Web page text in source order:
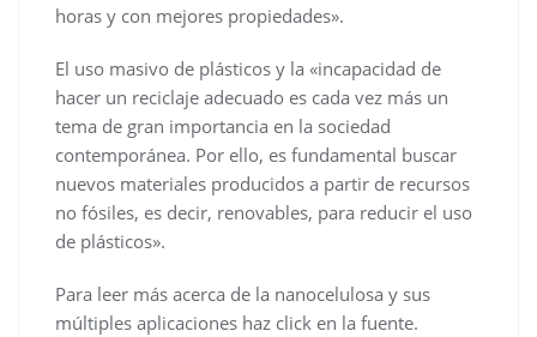
horas y con mejores propiedades».
El uso masivo de plásticos y la «incapacidad de
hacer un reciclaje adecuado es cada vez más un
tema de gran importancia en la sociedad
contemporánea. Por ello, es fundamental buscar
nuevos materiales producidos a partir de recursos
no fósiles, es decir, renovables, para reducir el uso
de plásticos».
Para leer más acerca de la nanocelulosa y sus
múltiples aplicaciones haz click en la fuente.